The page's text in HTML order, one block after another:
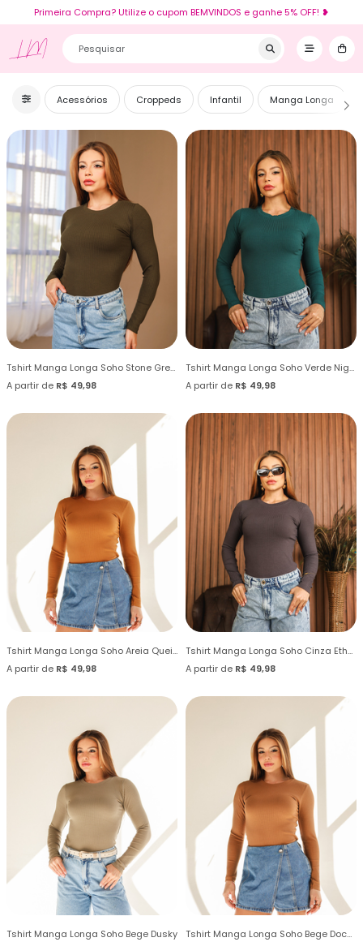
Primeira Compra? Utilize o cupom BEMVINDOS e ganhe 5% OFF! ❥
LM
Acessórios Croppeds Infantil Manga Longa
Tshirt Manga Longa Soho Stone Green
A partir de R$ 49,98
Tshirt Manga Longa Soho Verde Night Green
A partir de R$ 49,98
Tshirt Manga Longa Soho Areia Queimada
A partir de R$ 49,98
Tshirt Manga Longa Soho Cinza Ethernium
A partir de R$ 49,98
Tshirt Manga Longa Soho Bege Dusky
Tshirt Manga Longa Soho Bege Doce de Leite